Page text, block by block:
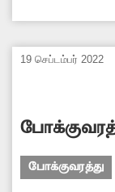
லாரியை
கோரிக்கை
19 செப்டம்பர் 2022
கார்
போக்குவரத்து